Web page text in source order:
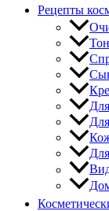
Рецепты